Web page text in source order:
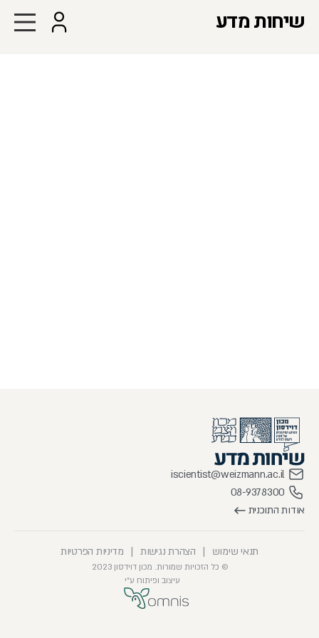
שיחות מדע
אודות התוכנית
08-9378300
iscientist@weizmann.ac.il
© כל הזכויות שמורות. מכון דוידסון 2023
עיצוב ופיתוח ע״י
תנאי שימוש | הצהרת נגישות | מדיניות הפרטיות